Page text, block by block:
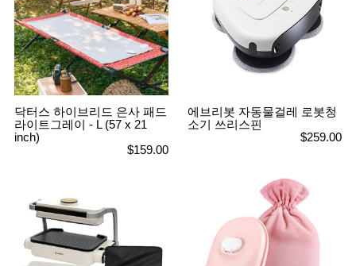
닥터스 하이브리드 은사 패드
라이트그레이 - L (57 x 21
inch)
$159.00
에브리봇 자동물걸레 로봇청
소기 쓰리스핀
$259.00